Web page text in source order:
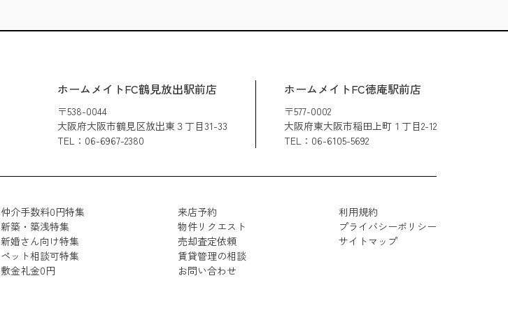
ホームメイトFC鶴見放出駅前店
〒538-0044
大阪府大阪市鶴見区放出東３丁目31-33
TEL：06-6967-2380
ホームメイトFC徳庵駅前店
〒577-0002
大阪府東大阪市稲田上町１丁目2-12
TEL：06-6105-5692
仲介手数料0円特集
新築・築浅特集
新婚さん向け特集
ペット相談可特集
敷金礼金0円
来店予約
物件リクエスト
売却査定依頼
賃貸管理の相談
お問い合わせ
利用規約
プライバシーポリシー
サイトマップ